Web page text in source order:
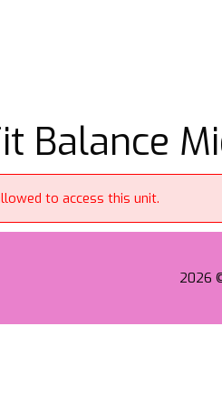
Balance
to access this unit.
2026